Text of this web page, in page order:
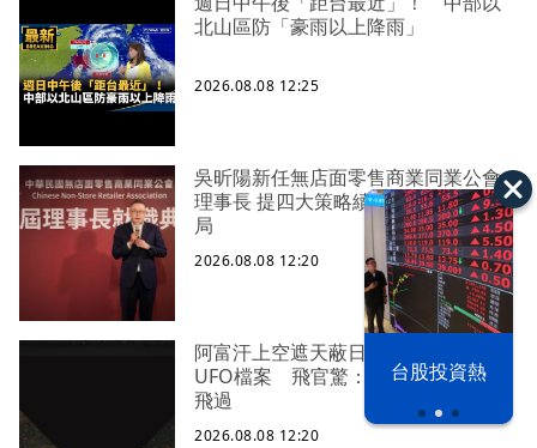
漢光42演習 台股投資熱
北山區防「豪雨以上降雨」
2026.08.08 12:25
吳昕陽新任無店面零售商業同業公會
理事長 提四大策略續走台灣零售業新
局
2026.08.08 12:20
阿富汗上空遮天蔽日！五角大廈最新
UFO檔案 飛官驚：巨型三角飛行物
飛過
2026.08.08 12:20